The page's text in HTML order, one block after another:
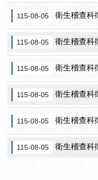
115-08-05 衛生稽查科徵約
115-08-05 衛生稽查科
115-08-05 衛生稽查科徵
115-08-05 衛生稽查科
115-08-05 衛生稽查科徵約
115-08-05 衛生稽查科